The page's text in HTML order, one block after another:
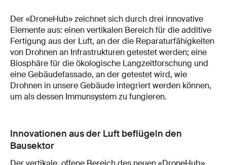
Der «DroneHub» zeichnet sich durch drei innovative
Elemente aus: einen vertikalen Bereich für die additive
Fertigung aus der Luft, an der die Reparaturfähigkeiten
von Drohnen an Infrastrukturen getestet werden; eine
Biosphäre für die ökologische Langzeitforschung und
eine Gebäudefassade, an der getestet wird, wie
Drohnen in unsere Gebäude integriert werden können,
um als dessen Immunsystem zu fungieren.
Innovationen aus der Luft beflügeln den
Bausektor